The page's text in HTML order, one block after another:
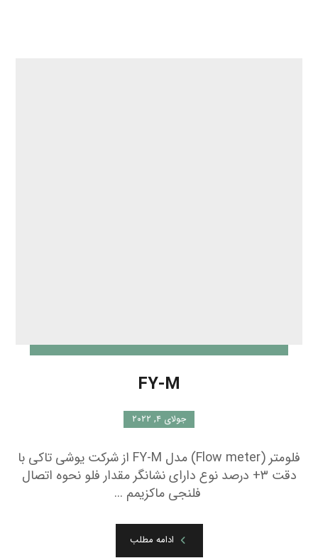
FY-M
جولای ۴, ۲۰۲۲
فلومتر (Flow meter) مدل FY-M از شرکت یوشی تاکی با
دقت ۳+ درصد نوع دارای نشانگر مقدار فلو نحوه اتصال
فلنجی ماکزیمم ...
ادامه مطلب